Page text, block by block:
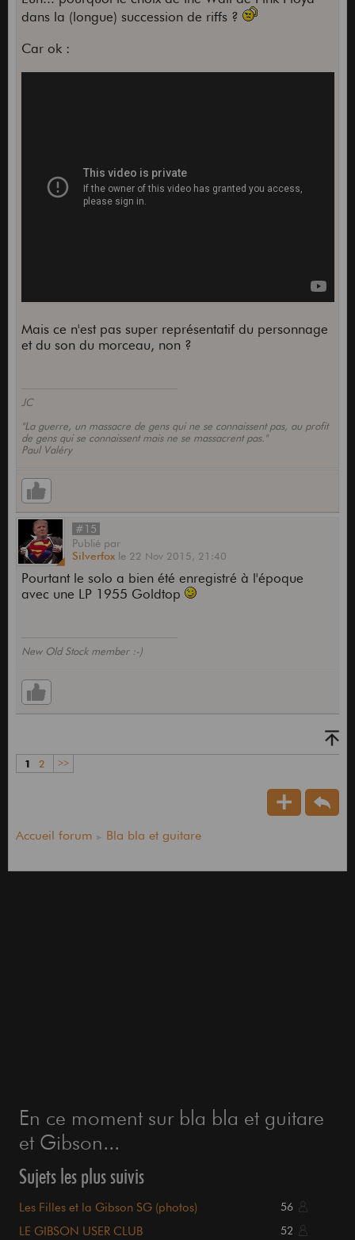
dans la (longue) succession de riffs ?
Car ok :
Mais ce n'est pas super représentatif du personnage
et du son du morceau, non ?
JC
"La guerre, un massacre de gens qui ne se connaissent pas, au profit
de gens qui se connaissent mais ne se massacrent pas."
Paul Valéry
#15
Publié par
Silverfox le 22 Nov 2015, 21:40
Pourtant le solo a bien été enregistré à l'époque
avec une LP 1955 Goldtop
New Old Stock member :-)
1 2 >>
Accueil forum Bla bla et guitare
En ce moment sur bla bla et guitare
et Gibson...
Sujets les plus suivis
Les Filles et la Gibson SG (photos) 56
LE GIBSON USER CLUB 52